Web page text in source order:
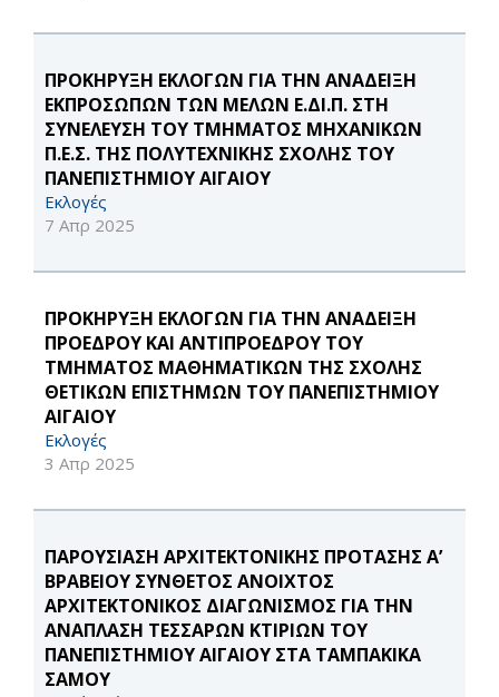
ΠΡΟΚΗΡΥΞΗ ΕΚΛΟΓΩΝ ΓΙΑ ΤΗΝ ΑΝΑΔΕΙΞΗ
ΕΚΠΡΟΣΩΠΩΝ ΤΩΝ ΜΕΛΩΝ Ε.ΔΙ.Π. ΣΤΗ
ΣΥΝΕΛΕΥΣΗ ΤΟΥ ΤΜΗΜΑΤΟΣ ΜΗΧΑΝΙΚΩΝ
Π.Ε.Σ. ΤΗΣ ΠΟΛΥΤΕΧΝΙΚΗΣ ΣΧΟΛΗΣ ΤΟΥ
ΠΑΝΕΠΙΣΤΗΜΙΟΥ ΑΙΓΑΙΟΥ
Εκλογές
7 Απρ 2025
ΠΡΟΚΗΡΥΞΗ ΕΚΛΟΓΩΝ ΓΙΑ ΤΗΝ ΑΝΑΔΕΙΞΗ
ΠΡΟΕΔΡΟΥ ΚΑΙ ΑΝΤΙΠΡΟΕΔΡΟΥ ΤΟΥ
ΤΜΗΜΑΤΟΣ ΜΑΘΗΜΑΤΙΚΩΝ ΤΗΣ ΣΧΟΛΗΣ
ΘΕΤΙΚΩΝ ΕΠΙΣΤΗΜΩΝ ΤΟΥ ΠΑΝΕΠΙΣΤΗΜΙΟΥ
ΑΙΓΑΙΟΥ
Εκλογές
3 Απρ 2025
ΠΑΡΟΥΣΙΑΣΗ ΑΡΧΙΤΕΚΤΟΝΙΚΗΣ ΠΡΟΤΑΣΗΣ Α’
ΒΡΑΒΕΙΟΥ ΣΥΝΘΕΤΟΣ ΑΝΟΙΧΤΟΣ
ΑΡΧΙΤΕΚΤΟΝΙΚΟΣ ΔΙΑΓΩΝΙΣΜΟΣ ΓΙΑ ΤΗΝ
ΑΝΑΠΛΑΣΗ ΤΕΣΣΑΡΩΝ ΚΤΙΡΙΩΝ ΤΟΥ
ΠΑΝΕΠΙΣΤΗΜΙΟΥ ΑΙΓΑΙΟΥ ΣΤΑ ΤΑΜΠΑΚΙΚΑ
ΣΑΜΟΥ